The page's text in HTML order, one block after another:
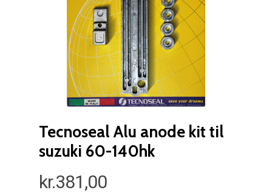
Tecnoseal Alu anode kit til
suzuki 60-140hk
kr.381,00